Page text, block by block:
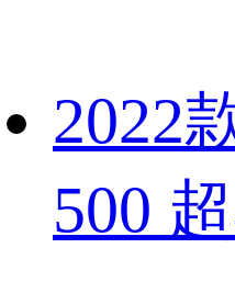
2022
500